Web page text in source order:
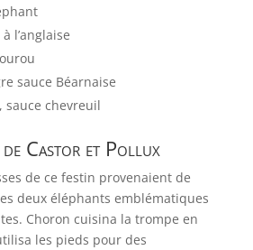
l’anglaise
sauce Béarnaise
sauce chevreuil
Castor et Pollux
de ce festin provenaient de
deux éléphants emblématiques
Choron cuisina la trompe en
les pieds pour des